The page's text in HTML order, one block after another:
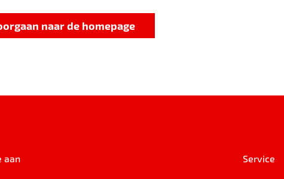
naar de homepage
aan Service